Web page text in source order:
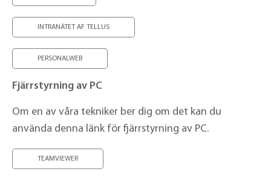
INTRANÄTET AF TELLUS
PERSONALWEB
Fjärrstyrning av PC
Om en av våra tekniker ber dig om det kan du
använda denna länk för fjärrstyrning av PC.
TEAMVIEWER